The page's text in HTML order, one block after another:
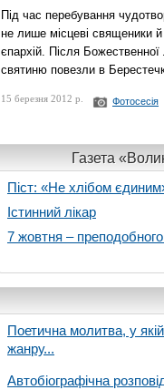
Під час перебування
не лише місцеві священики й
єпархій. Після
святиню повезли в
15 березня 2012 р. Фотосесія
Газета
Піст: «Не хлібом
Істинний лікар
7 жовтня –
Поетична молитва, у
жанру...
Автобіографічна